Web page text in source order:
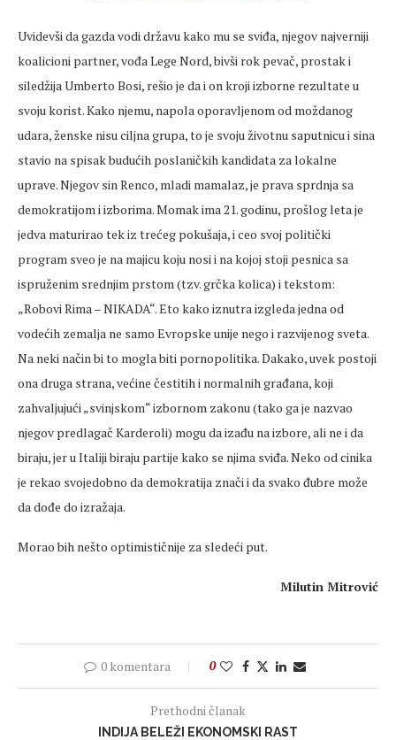
Uvidevši da gazda vodi državu kako mu se sviđa, njegov najverniji
koalicioni partner, vođa Lege Nord, bivši rok pevač, prostak i
siledžija Umberto Bosi, rešio je da i on kroji izborne rezultate u
svoju korist. Kako njemu, napola oporavljenom od moždanog
udara, ženske nisu ciljna grupa, to je svoju životnu saputnicu i sina
stavio na spisak budućih poslaničkih kandidata za lokalne
uprave. Njegov sin Renco, mladi mamalaz, je prava sprdnja sa
demokratijom i izborima. Momak ima 21. godinu, prošlog leta je
jedva maturirao tek iz trećeg pokušaja, i ceo svoj politički
program sveo je na majicu koju nosi i na kojoj stoji pesnica sa
ispruženim srednjim prstom (tzv. grčka kolica) i tekstom:
„Robovi Rima – NIKADA“. Eto kako iznutra izgleda jedna od
vodećih zemalja ne samo Evropske unije nego i razvijenog sveta.
Na neki način bi to mogla biti pornopolitika. Dakako, uvek postoji
ona druga strana, većine čestitih i normalnih građana, koji
zahvaljujući „svinjskom“ izbornom zakonu (tako ga je nazvao
njegov predlagač Karderoli) mogu da izađu na izbore, ali ne i da
biraju, jer u Italiji biraju partije kako se njima sviđa. Neko od cinika
je rekao svojedobno da demokratija znači i da svako đubre može
da dođe do izražaja.
Morao bih nešto optimističnije za sledeći put.
Milutin Mitrović
0 komentara 0
Prethodni članak
INDIJA BELEŽI EKONOMSKI RAST